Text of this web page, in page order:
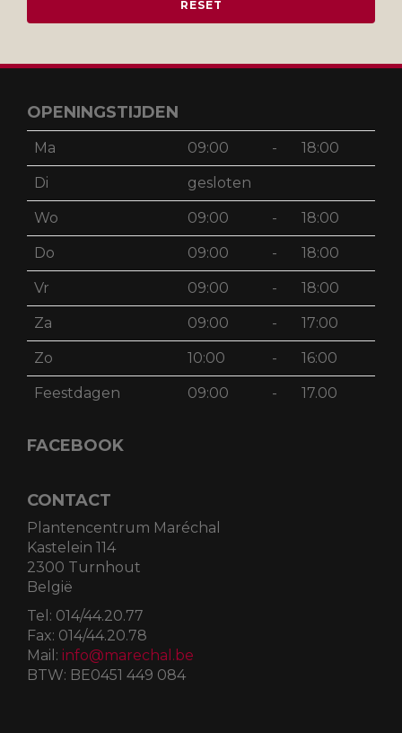
OPENINGSTIJDEN
Ma 09:00 - 18:00
Di gesloten
Wo 09:00 - 18:00
Do 09:00 - 18:00
Vr 09:00 - 18:00
Za 09:00 - 17:00
Zo 10:00 - 16:00
Feestdagen 09:00 - 17.00
FACEBOOK
CONTACT
Plantencentrum Maréchal
Kastelein 114
2300 Turnhout
België
Tel: 014/44.20.77
Fax: 014/44.20.78
Mail: info@marechal.be
BTW: BE0451 449 084